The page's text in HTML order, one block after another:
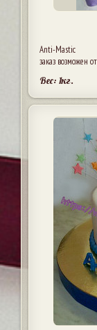
Anti-Mastic
заказ возможен
Вес: 1кг.